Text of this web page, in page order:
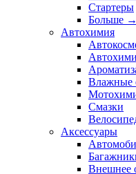
Стартеры
Больше →
Автохимия
Влажные
Смазки
Аксессуары
Внешнее